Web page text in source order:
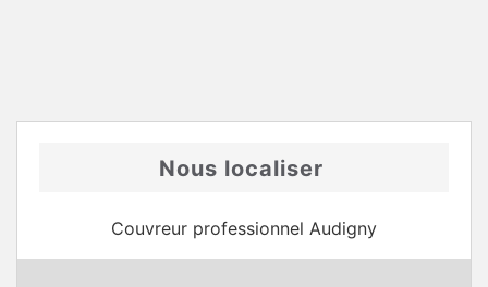
Nous localiser
Couvreur professionnel Audigny